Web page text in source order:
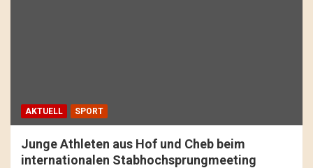
AKTUELL SPORT
Junge Athleten aus Hof und Cheb beim
internationalen Stabhochsprungmeeting